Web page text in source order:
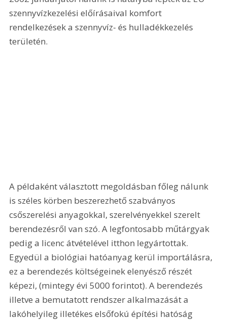
szennyvízkezelési előírásaival komfort
rendelkezések a szennyvíz- és hulladékkezelés
területén.
A példaként választott megoldásban főleg nálunk
is széles körben beszerezhető szabványos
csőszerelési anyagokkal, szerelvényekkel szerelt
berendezésről van szó. A legfontosabb műtárgyak
pedig a licenc átvételével itthon legyártottak.
Egyedül a biológiai hatóanyag kerül importálásra,
ez a berendezés költségeinek elenyésző részét
képezi, (mintegy évi 5000 forintot). A berendezés
illetve a bemutatott rendszer alkalmazását a
lakóhelyileg illetékes elsőfokú építési hatóság